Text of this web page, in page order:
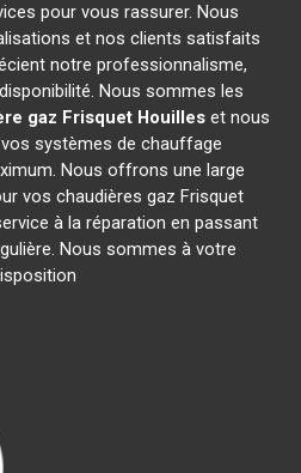
pour vous rassurer. Nous
et nos clients satisfaits
notre professionnalisme,
Nous sommes les
gaz Frisquet Houilleset nous
systèmes de chauffage
Nous offrons une large
vos chaudières gaz Frisquet
à la réparation en passant
Nous sommes à votre